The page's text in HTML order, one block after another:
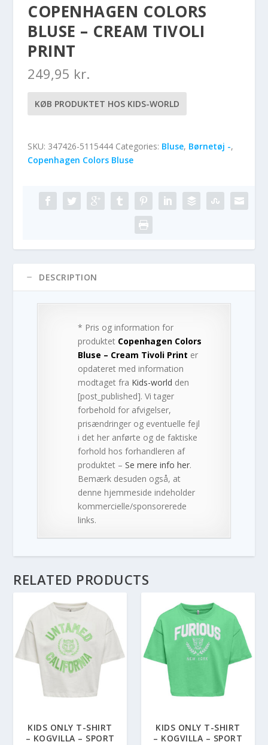
COPENHAGEN COLORS
BLUSE – CREAM TIVOLI
PRINT
249,95 kr.
KØB PRODUKTET HOS KIDS-WORLD
SKU: 347426-5115444 Categories: Bluse, Børnetøj -,
Copenhagen Colors Bluse
DESCRIPTION
* Pris og information for
produktet Copenhagen Colors
Bluse – Cream Tivoli Print er
opdateret med information
modtaget fra Kids-world den
[post_published]. Vi tager
forbehold for afvigelser,
prisændringer og eventuelle fejl
i det her anførte og de faktiske
forhold hos forhandleren af
produktet –Se mere info her.
Bemærk desuden også, at
denne hjemmeside indeholder
kommercielle/sponsorerede
links.
RELATED PRODUCTS
KIDS ONLY T-SHIRT
– KOGVILLA – SPORT
KIDS ONLY T-SHIRT
– KOGVILLA – SPORT